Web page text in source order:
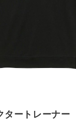
タートレーナー